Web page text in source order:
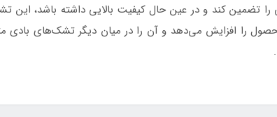
تضمین کند و در عین حال کیفیت بالایی داشته باشد، این
را افزایش می‌دهد و آن را در میان دیگر تشک‌های بادی